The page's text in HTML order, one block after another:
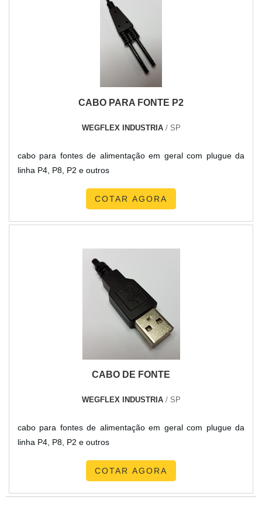
CABO PARA FONTE P2
WEGFLEX INDUSTRIA/ SP
cabo para fontes de alimentação em geral com plugue da
linha P4, P8, P2 e outros
COTAR AGORA
CABO DE FONTE
WEGFLEX INDUSTRIA/ SP
cabo para fontes de alimentação em geral com plugue da
linha P4, P8, P2 e outros
COTAR AGORA